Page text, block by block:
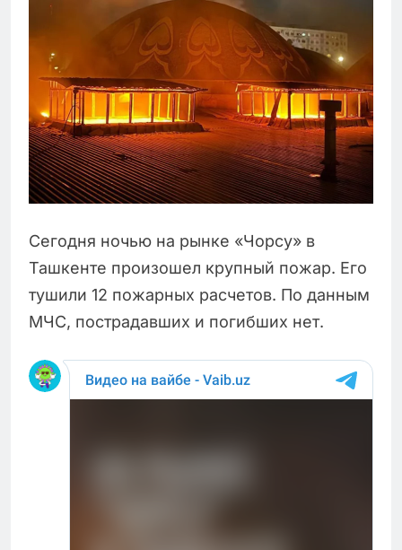
Сегодня ночью на рынке «Чорсу» в
Ташкенте произошел крупный пожар. Его
тушили 12 пожарных расчетов. По данным
МЧС, пострадавших и погибших нет.